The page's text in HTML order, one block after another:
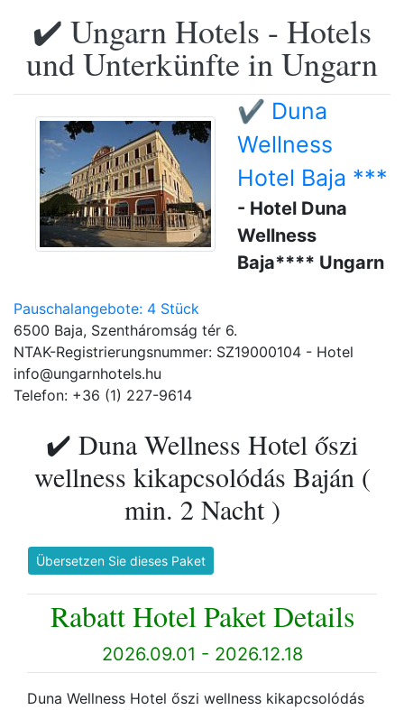
✔️ Ungarn Hotels - Hotels
und Unterkünfte in Ungarn
✔️ Duna
Wellness
Hotel Baja ***
- Hotel Duna
Wellness
Baja**** Ungarn
Pauschalangebote: 4 Stück
6500 Baja, Szentháromság tér 6.
NTAK-Registrierungsnummer: SZ19000104 - Hotel
info@ungarnhotels.hu
Telefon: +36 (1) 227-9614
✔️ Duna Wellness Hotel őszi
wellness kikapcsolódás Baján (
min. 2 Nacht )
Übersetzen Sie dieses Paket
Rabatt Hotel Paket Details
2026.09.01 - 2026.12.18
Duna Wellness Hotel őszi wellness kikapcsolódás